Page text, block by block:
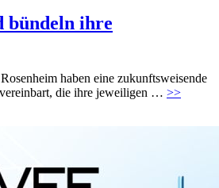
bündeln ihre
haben eine zukunftsweisende
vereinbart, die ihre jeweiligen … >>